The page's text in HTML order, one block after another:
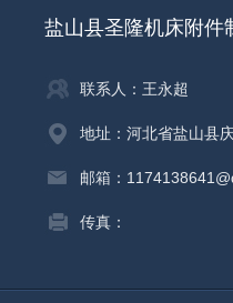
盐山县圣隆机床附件
联系人：王永超
地址：河北省盐山县
邮箱：
传真：